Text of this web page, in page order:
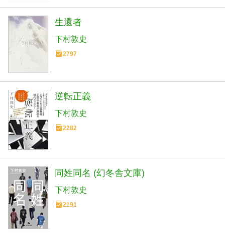
生還者
下村敦史
2797
逆転正義
下村敦史
2282
同姓同名 (幻冬舎文庫)
下村敦史
2191